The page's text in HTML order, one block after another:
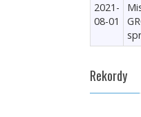
2021-
08-01
Rekordy